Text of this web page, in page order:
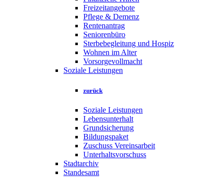
Freizeitangebote
Pflege & Demenz
Rentenantrag
Seniorenbüro
Sterbebegleitung und Hospiz
Wohnen im Alter
Vorsorgevollmacht
Soziale Leistungen
zurück
Soziale Leistungen
Lebensunterhalt
Grundsicherung
Bildungspaket
Zuschuss Vereinsarbeit
Unterhaltsvorschuss
Stadtarchiv
Standesamt